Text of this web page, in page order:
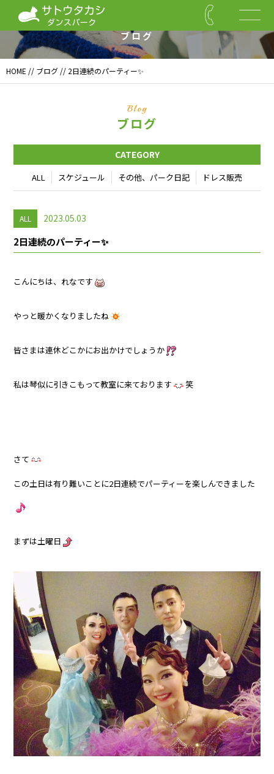
ブログ
HOME // ブログ // 2日連続のパーティー✨
Blog
ブログ
CATEGORY
ALL スケジュール その他、パーク日記 ドレス販売
ALL 2023.05.03
2日連続のパーティー✨
こんにちは、れなです
やっと暖かくなりましたね
皆さまは連休どこかにお出かけでしょうか
私は琴似に引きこもって教室に来ております 笑
さて
この土日は有り難いことに2日連続でパーティーを楽しんできました
まずは土曜日